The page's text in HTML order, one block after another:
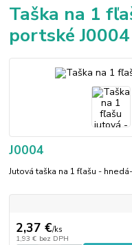
Taška na 1
portské J0004
J0004
Jutová taška na 1 fľašu -
2,37 €/ks
1,93 € bez DPH